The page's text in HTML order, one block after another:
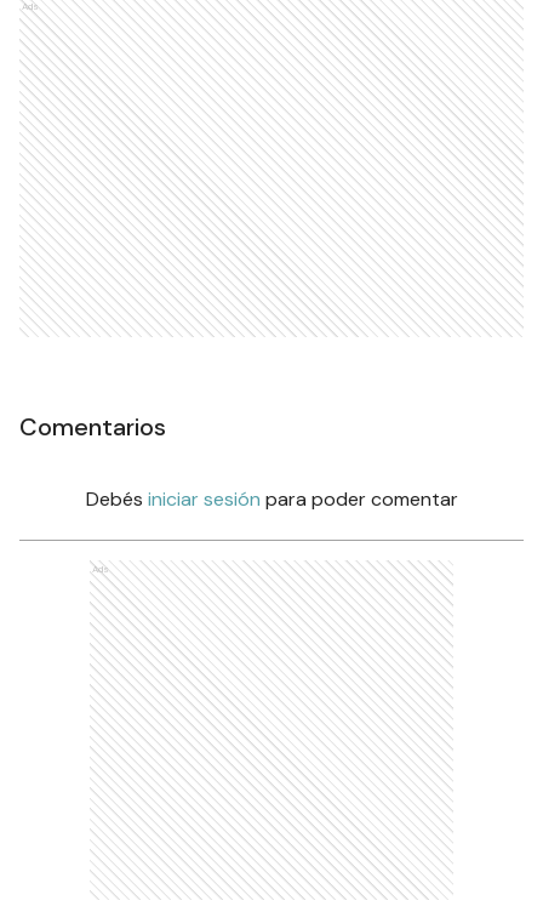
Ads
Comentarios
Debés iniciar sesión para poder comentar
Ads